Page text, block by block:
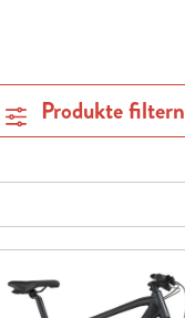
Produkte filtern